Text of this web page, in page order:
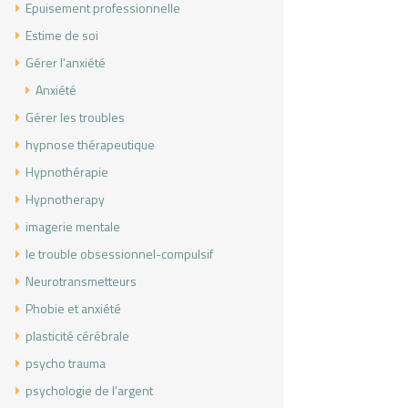
Epuisement professionnelle
Estime de soi
Gérer l'anxiété
Anxiété
Gérer les troubles
hypnose thérapeutique
Hypnothérapie
Hypnotherapy
imagerie mentale
le trouble obsessionnel-compulsif
Neurotransmetteurs
Phobie et anxiété
plasticité cérébrale
psycho trauma
psychologie de l'argent